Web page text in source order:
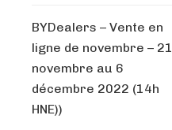
BYDealers – Vente en
ligne de novembre – 21
novembre au 6
décembre 2022 (14h
HNE))